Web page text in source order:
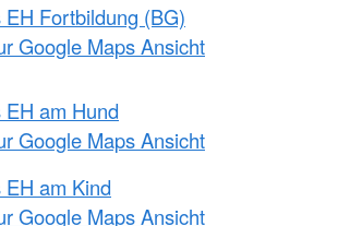
Fortbildung (BG)
Google Maps Ansicht
am Hund
Google Maps Ansicht
am Kind
Google Maps Ansicht